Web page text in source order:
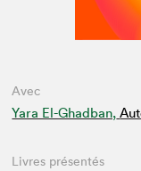
Avec
Yara El-Ghadban,
Livres présentés